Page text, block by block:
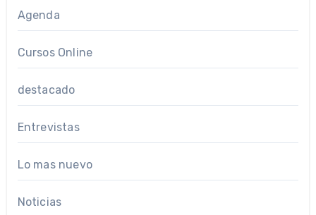
Agenda
Cursos Online
destacado
Entrevistas
Lo mas nuevo
Noticias